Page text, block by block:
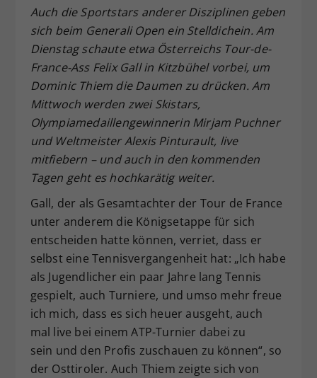
Auch die Sportstars anderer Disziplinen geben
sich beim Generali Open ein Stelldichein. Am
Dienstag schaute etwa Österreichs Tour-de-
France-Ass Felix Gall in Kitzbühel vorbei, um
Dominic Thiem die Daumen zu drücken. Am
Mittwoch werden zwei Skistars,
Olympiamedaillengewinnerin Mirjam Puchner
und Weltmeister Alexis Pinturault, live
mitfiebern – und auch in den kommenden
Tagen geht es hochkarätig weiter.
Gall, der als Gesamtachter der Tour de France
unter anderem die Königsetappe für sich
entscheiden hatte können, verriet, dass er
selbst eine Tennisvergangenheit hat: „Ich habe
als Jugendlicher ein paar Jahre lang Tennis
gespielt, auch Turniere, und umso mehr freue
ich mich, dass es sich heuer ausgeht, auch
mal live bei einem ATP-Turnier dabei zu
sein und den Profis zuschauen zu können“, so
der Osttiroler. Auch Thiem zeigte sich von
Zweck
Dieser Wert speichert Ihre Consent-
Einstellungen. Unter anderem eine
zufällig generierte ID, für die
historische Speicherung Ihrer
vorgenommen Einstellungen, falls der
hat.